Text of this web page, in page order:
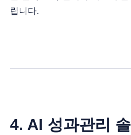
립니다.
4. AI 성과관리